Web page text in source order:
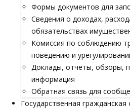
Формы документов для
Сведения о доходах,
обязательствах
Комиссия по соблюдению
поведению и
Доклады, отчеты, обзоры,
информация
Обратная связь для
Государственная